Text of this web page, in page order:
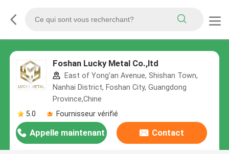
Foshan Lucky Metal Co.,ltd
East of Yong'an Avenue, Shishan Town,
Nanhai District, Foshan City, Guangdong
Province,Chine
5.0
Fournisseur vérifié
Appelle maintenant Contact